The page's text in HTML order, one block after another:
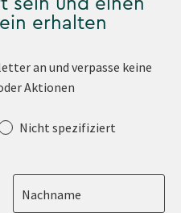
erhalten
an und verpasse keine
Aktionen
Nicht spezifiziert
Nachname